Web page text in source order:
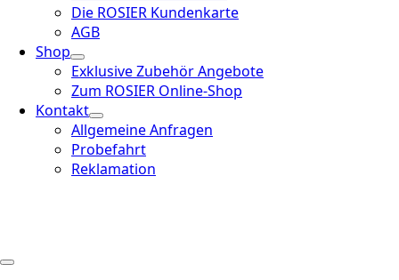
Die ROSIER Kundenkarte
AGB
Shop
Exklusive Zubehör Angebote
Zum ROSIER Online-Shop
Kontakt
Allgemeine Anfragen
Probefahrt
Reklamation